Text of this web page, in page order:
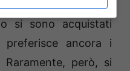
però, non sempre è
si sono acquistati
ancora i
però, si